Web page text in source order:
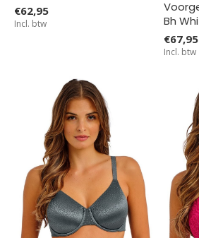
€62,95
Incl. btw
Bh
€67,95
Incl. btw